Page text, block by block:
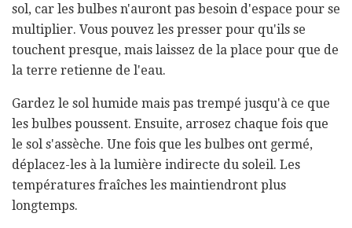
sol, car les bulbes n'auront pas besoin d'espace pour se
multiplier. Vous pouvez les presser pour qu'ils se
touchent presque, mais laissez de la place pour que de
la terre retienne de l'eau.
Gardez le sol humide mais pas trempé jusqu'à ce que
les bulbes poussent. Ensuite, arrosez chaque fois que
le sol s'assèche. Une fois que les bulbes ont germé,
déplacez-les à la lumière indirecte du soleil. Les
températures fraîches les maintiendront plus
longtemps.